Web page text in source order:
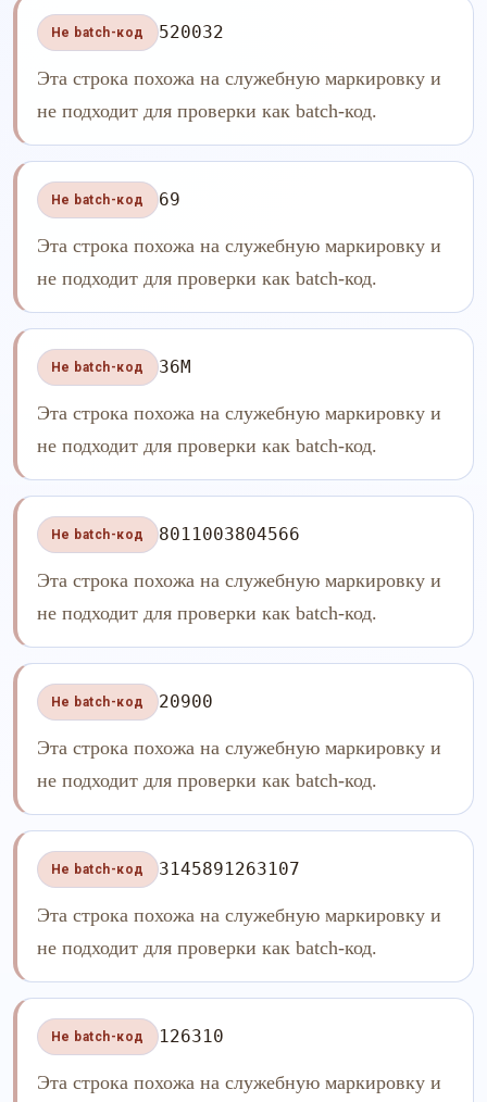
Не batch-код 520032
Эта строка похожа на служебную маркировку и
не подходит для проверки как batch-код.
Не batch-код 69
Эта строка похожа на служебную маркировку и
не подходит для проверки как batch-код.
Не batch-код 36M
Эта строка похожа на служебную маркировку и
не подходит для проверки как batch-код.
Не batch-код 8011003804566
Эта строка похожа на служебную маркировку и
не подходит для проверки как batch-код.
Не batch-код 20900
Эта строка похожа на служебную маркировку и
не подходит для проверки как batch-код.
Не batch-код 3145891263107
Эта строка похожа на служебную маркировку и
не подходит для проверки как batch-код.
Не batch-код 126310
Эта строка похожа на служебную маркировку и